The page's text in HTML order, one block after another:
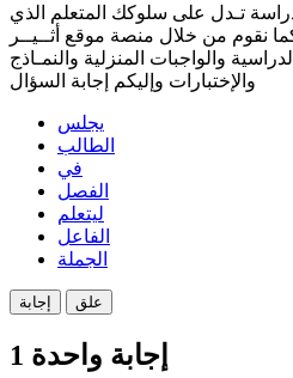
تـدل على سلوكك المتعلم الذي
نقوم من خلال منصة موقع أثــيــر
والواجبات المنزلية والنمـاذج
يجلس
الطالب
في
الفصل
ليتعلم
الفاعل
الجملة
1 إجابة واحدة